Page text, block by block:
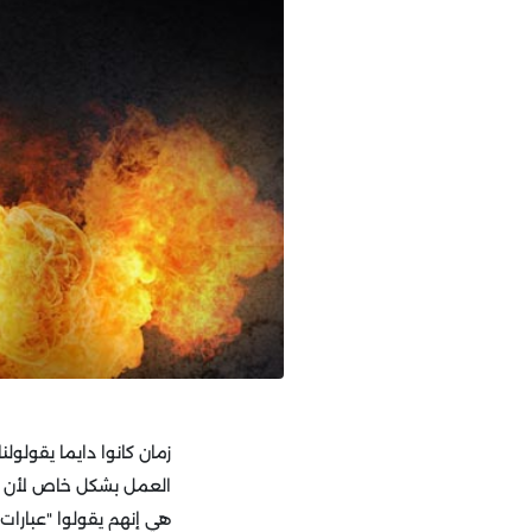
زمان كانوا دايما
العمل بشكل خاص لأن
هي إنهم يقولوا